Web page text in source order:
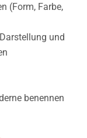
(Form, Farbe,
und
benennen